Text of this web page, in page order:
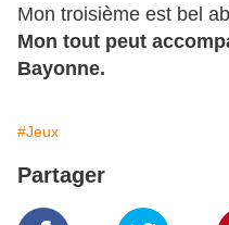
Mon troisième est bel
Mon tout peut
Bayonne.
#Jeux
Partager